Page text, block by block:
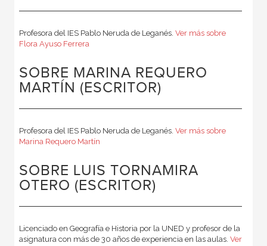
Profesora del IES Pablo Neruda de Leganés. Ver más sobre
Flora Ayuso Ferrera
SOBRE MARINA REQUERO
MARTÍN (ESCRITOR)
Profesora del IES Pablo Neruda de Leganés. Ver más sobre
Marina Requero Martín
SOBRE LUIS TORNAMIRA
OTERO (ESCRITOR)
Licenciado en Geografía e Historia por la UNED y profesor de la
asignatura con más de 30 años de experiencia en las aulas. Ver